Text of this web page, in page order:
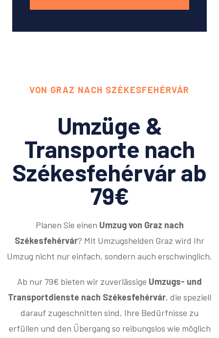
VON GRAZ NACH SZÉKESFEHÉRVÁR
Umzüge &
Transporte nach
Székesfehérvár ab
79€
Planen Sie einen Umzug von Graz nach
Székesfehérvár? Mit Umzugshelden Graz wird Ihr
Umzug nicht nur einfach, sondern auch erschwinglich.
Ab nur 79€ bieten wir zuverlässige Umzugs- und
Transportdienste nach Székesfehérvár, die speziell
darauf zugeschnitten sind, Ihre Bedürfnisse zu
erfüllen und den Übergang so reibungslos wie möglich